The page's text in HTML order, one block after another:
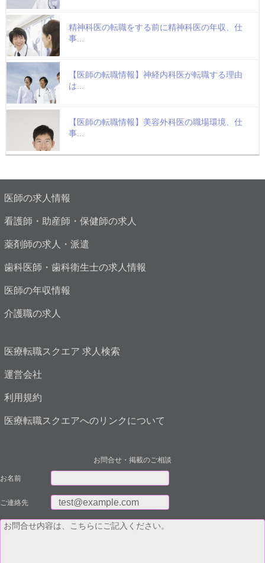
精神科医の転職をする前に精神科医の年収、仕
事...
【医師の転職情報】神経内科医が転職する理由
は...
【医師の転職情報】美容外科医の職場環境、仕
事...
医師の求人情報
看護師・助産師・保健師の求人
薬剤師の求人・派遣
歯科医師・歯科衛生士の求人情報
医師の年収情報
介護職の求人
医療転職スクエア 求人検索
運営会社
利用規約
医療転職スクエアへのリンクについて
お問合せ・掲載のご相談
お名前
ご連絡先